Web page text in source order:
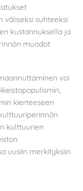
väliseksi suhteeksi
kustannuksella ja
muodot
voi
kierteeseen
kulttuurien
uusiin merkityksiin